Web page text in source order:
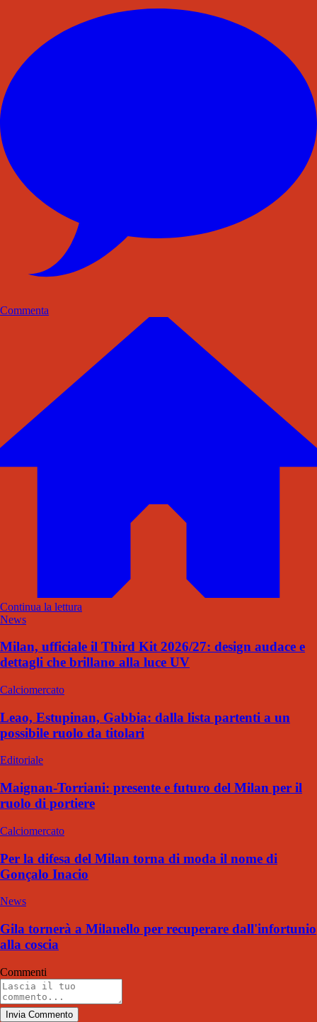
Commenta
Continua la lettura
News
Milan, ufficiale il Third Kit 2026/27: design audace e
dettagli che brillano alla luce UV
Calciomercato
Leao, Estupinan, Gabbia: dalla lista partenti a un
possibile ruolo da titolari
Editoriale
Maignan-Torriani: presente e futuro del Milan per il
ruolo di portiere
Calciomercato
Per la difesa del Milan torna di moda il nome di
Gonçalo Inacio
News
Gila tornerà a Milanello per recuperare dall'infortunio
alla coscia
Commenti
Invia Commento